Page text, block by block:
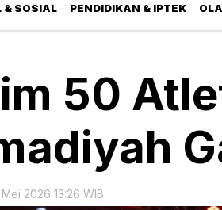
& SOSIAL PENDIDIKAN & IPTEK
50
2026 13:26 WIB